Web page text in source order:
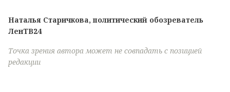
Наталья Старичкова, политический обозреватель
ЛенТВ24
Точка зрения автора может не совпадать с позицией
редакции